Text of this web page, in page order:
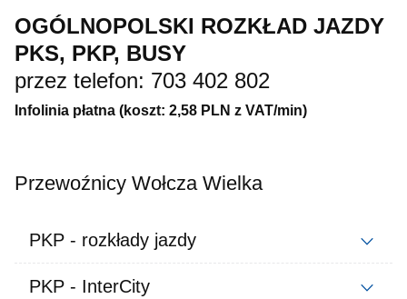
OGÓLNOPOLSKI ROZKŁAD JAZDY
PKS, PKP, BUSY
przez telefon: 703 402 802
Infolinia płatna (koszt: 2,58 PLN z VAT/min)
Przewoźnicy Wołcza Wielka
PKP - rozkłady jazdy
PKP - InterCity